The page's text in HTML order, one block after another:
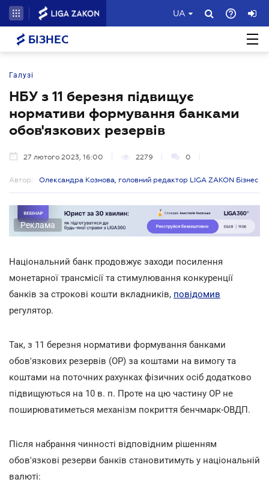
UA
БІЗНЕС
Галузі
НБУ з 11 березня підвищує
нормативи формування банками
обов'язкових резервів
27 лютого 2023, 16:00 2279 0
Автор: Олександра Кознова, головний редактор LIGA ZAKON Бізнес
Реклама
Національний банк продовжує заходи посилення
монетарної трансмісії та стимулювання конкуренції
банків за строкові кошти вкладників, повідомив
регулятор.
Так, з 11 березня нормативи формування банками
обов'язкових резервів (ОР) за коштами на вимогу та
коштами на поточних рахунках фізичних осіб додатково
підвищуються на 10 в. п. Проте на цю частину ОР не
поширюватиметься механізм покриття бенчмарк-ОВДП.
Після набрання чинності відповідним рішенням
обов'язкові резерви банків становитимуть у національній
валюті: